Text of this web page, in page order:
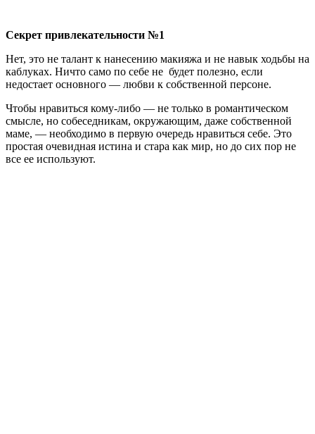
Секрет привлекательности №1
Нет, это не талант к нанесению макияжа и не навык ходьбы на
каблуках. Ничто само по себе не будет полезно, если
недостает основного — любви к собственной персоне.
Чтобы нравиться кому-либо — не только в романтическом
смысле, но собеседникам, окружающим, даже собственной
маме, — необходимо в первую очередь нравиться себе. Это
простая очевидная истина и стара как мир, но до сих пор не
все ее используют.